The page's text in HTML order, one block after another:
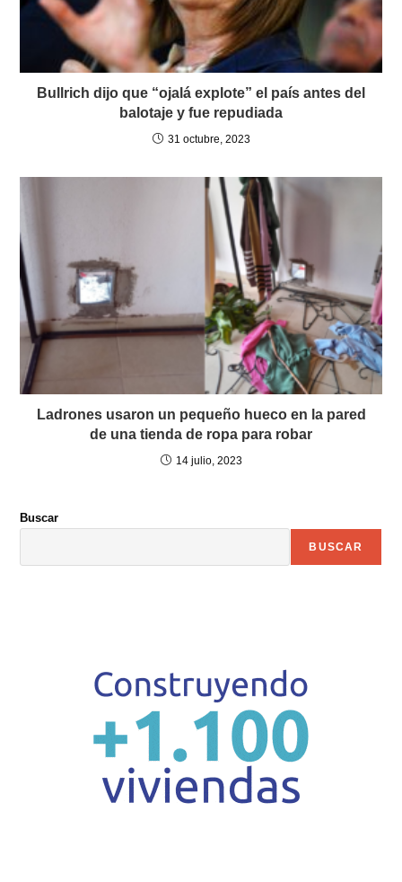
Bullrich dijo que “ojalá explote” el país antes del
balotaje y fue repudiada
31 octubre, 2023
Ladrones usaron un pequeño hueco en la pared
de una tienda de ropa para robar
14 julio, 2023
Buscar
BUSCAR